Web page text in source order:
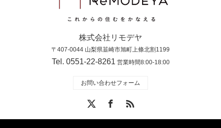
株式会社リモデヤ
〒407-0044 山梨県韮崎市旭町上條北割1199
Tel. 0551-22-8261営業時間8:00-18:00
お問い合わせフォーム
RSS